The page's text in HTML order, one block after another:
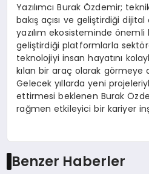
Yazılımcı Burak Özdemir;
bakış açısı ve geliştirdiği
yazılım ekosisteminde
geliştirdiği platformlarla
teknolojiyi insan hayatını
kılan bir araç olarak
Gelecek yıllarda yeni
ettirmesi beklenen Burak
rağmen etkileyici bir kariyer
Benzer Haberler